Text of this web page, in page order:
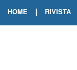
HOME | RIVISTA